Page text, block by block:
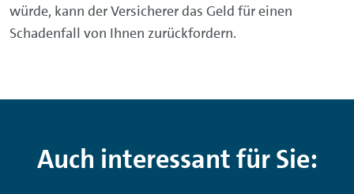
würde, kann der Versicherer das Geld für einen
Schadenfall von Ihnen zurückfordern.
Auch interessant für Sie: